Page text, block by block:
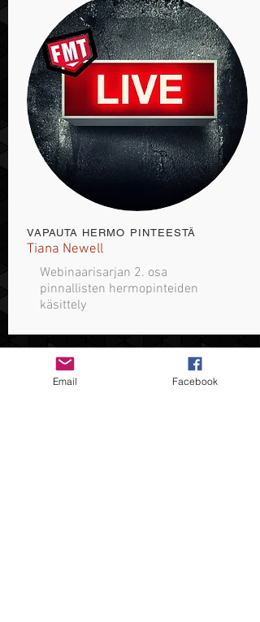
VAPAUTA HERMO PINTEESTÄ
Tiana Newell
Webinaarisarjan 2. osa
pinnallisten hermopinteiden
käsittely
Email Facebook